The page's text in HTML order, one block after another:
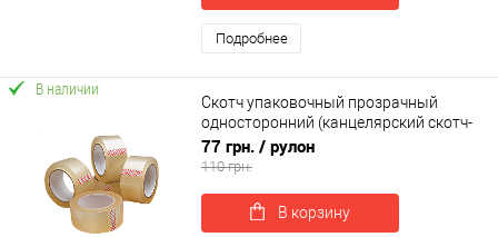
Подробнее
В наличии
Скотч упаковочный прозрачный
односторонний (канцелярский скотч-
лента) 38мкн, 48мм*200м
SoundProOFF (sp-0028)
77 грн. / рулон
110 грн.
В корзину